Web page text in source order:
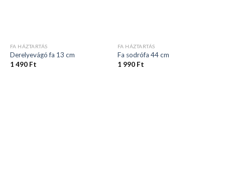
FA HÁZTARTÁS
Derelyevágó fa 13 cm
1 490 Ft
FA HÁZTARTÁS
Fa sodrófa 44 cm
1 990 Ft